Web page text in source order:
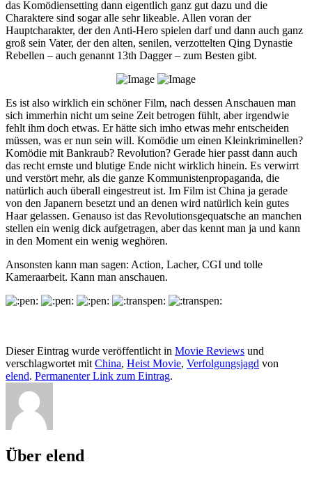
das Komödiensetting dann eigentlich ganz gut dazu und die
Charaktere sind sogar alle sehr likeable. Allen voran der
Hauptcharakter, der den Anti-Hero spielen darf und dann auch ganz
groß sein Vater, der den alten, senilen, verzottelten Qing Dynastie
Rebellen – auch genannt 13th Dagger – zum Besten gibt.
Es ist also wirklich ein schöner Film, nach dessen Anschauen man
sich immerhin nicht um seine Zeit betrogen fühlt, aber irgendwie
fehlt ihm doch etwas. Er hätte sich imho etwas mehr entscheiden
müssen, was er nun sein will. Komödie um einen Kleinkriminellen?
Komödie mit Bankraub? Revolution? Gerade hier passt dann auch
das recht ernste und blutige Ende nicht wirklich hinein. Es verwirrt
und verstört mehr, als die ganze Kommunistenpropaganda, die
natürlich auch überall eingestreut ist. Im Film ist China ja gerade
von den Japanern besetzt und an denen wird natürlich kein gutes
Haar gelassen. Genauso ist das Revolutionsgequatsche an manchen
stellen ein wenig dick aufgetragen, aber das kennt man ja und kann
in den Moment ein wenig weghören.
Ansonsten kann man sagen: Action, Lacher, CGI und tolle
Kameraarbeit. Kann man anschauen.
Dieser Eintrag wurde veröffentlicht in Movie Reviews und
verschlagwortet mit China, Heist Movie, Verfolgungsjagd von
elend. Permanenter Link zum Eintrag.
Über elend